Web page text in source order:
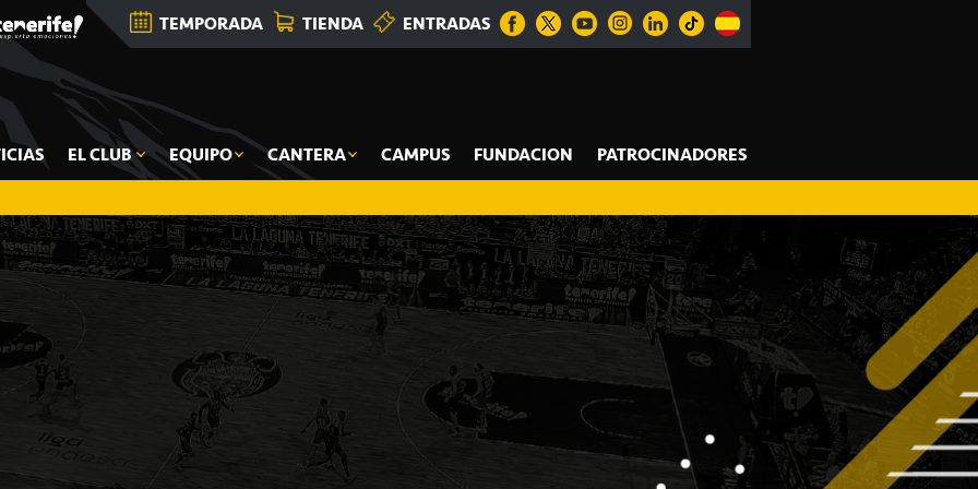
TEMPORADA TIENDA ENTRADAS
EL CLUB EQUIPO CANTERA CAMPUS FUNDACION PATROCINADORES